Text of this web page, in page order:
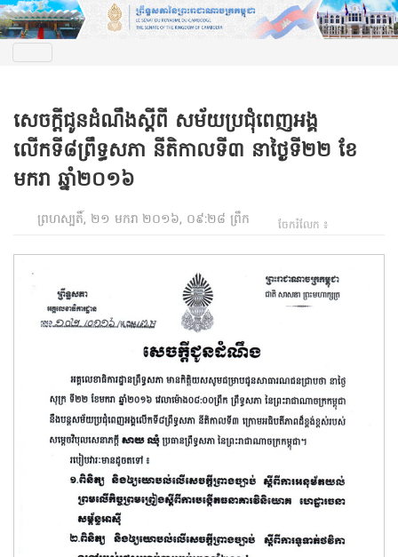
សេចក្ដីជូនដំណឹងស្ដីពី សម័យប្រជុំពេញអង្គ
លើកទី៨ព្រឹទ្ធសភា នីតិកាលទី៣ នាថ្ងៃទី២២ ខែ
មករា ឆ្នាំ២០១៦
ព្រហស្បតិ៍, ២១ មករា ២០១៦, ០៩:២៨ ព្រឹក ចែករំលែក ៖